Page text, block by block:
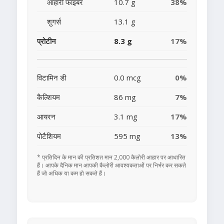
आहारी फाइबर 10.7 g
38%
शुगर्स
13.1 g
प्रोटीन
8.3 g 17%
विटामिन डी 0.0 mcg
0%
कैल्शियम
86 mg
7%
आयरन
3.1 mg
17%
पोटैशियम
595 mg 13%
* प्रतिदिन के मान की प्रतिशत मान 2,000 कैलोरी आहार पर आधारित
हैं। आपके दैनिक मान आपकी कैलोरी आवश्यकताओं पर निर्भर कर सकते
हैं जो अधिक या कम हो सकते हैं।